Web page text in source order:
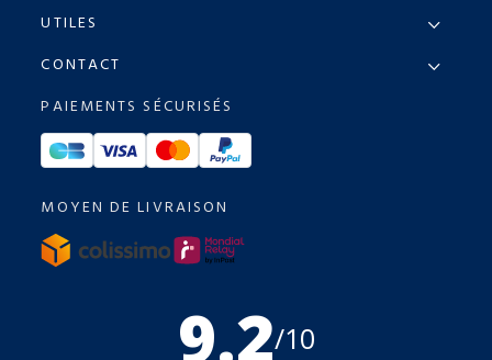
UTILES
CONTACT
PAIEMENTS SÉCURISÉS
MOYEN DE LIVRAISON
9.2/10